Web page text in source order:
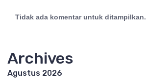
Tidak ada komentar untuk ditampilkan.
Archives
Agustus 2026